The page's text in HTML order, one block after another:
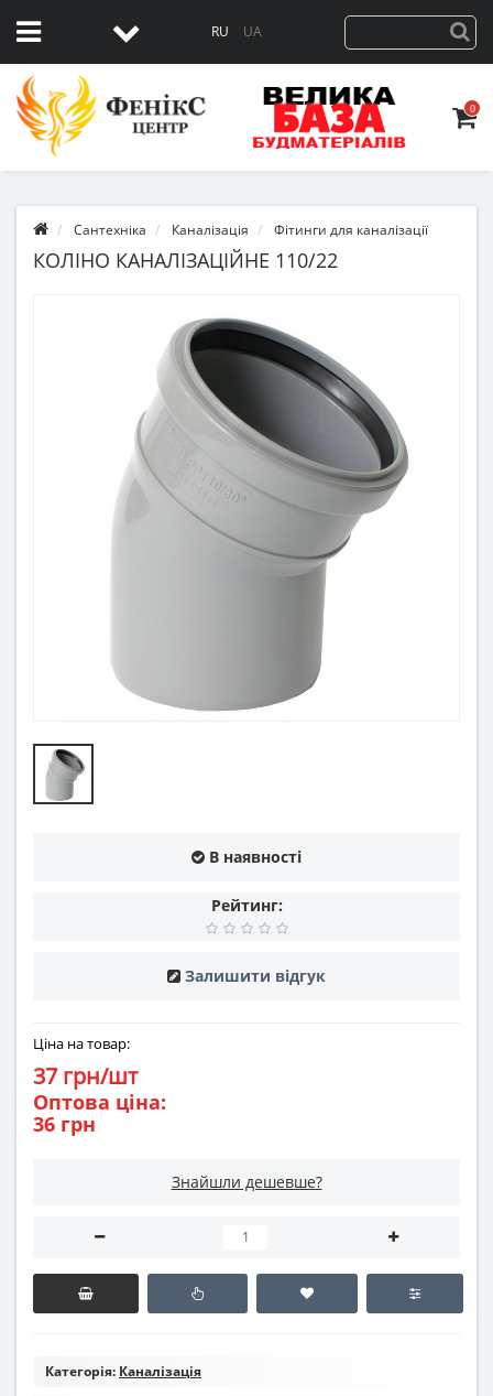
RU UA
0
Сантехніка Каналізація Фітинги для каналізації
КОЛІНО КАНАЛІЗАЦІЙНЕ 110/22
В наявності
Рейтинг:
Залишити відгук
Ціна на товар:
37 грн/шт
Оптова ціна:
36 грн
Знайшли дешевше?
Категорія: Каналізація